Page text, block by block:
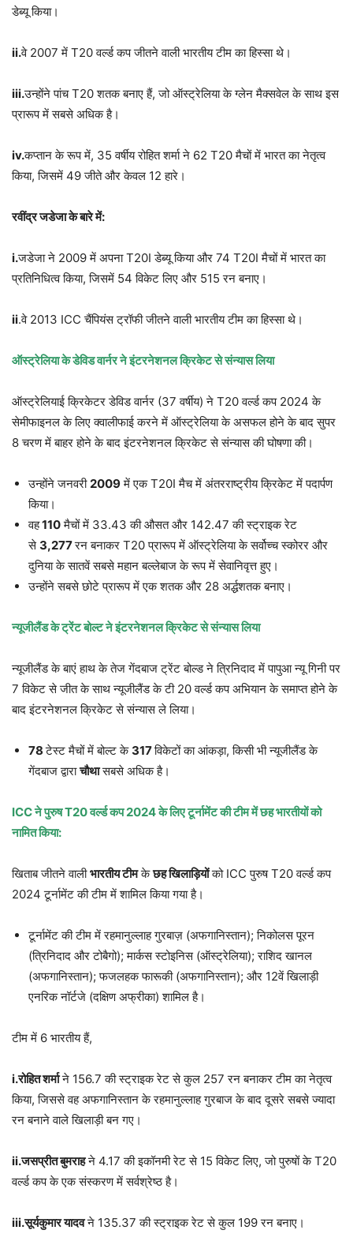
डेब्यू किया।
ii.वे 2007 में T20 वर्ल्ड कप जीतने वाली भारतीय टीम का हिस्सा थे।
iii.उन्होंने पांच T20 शतक बनाए हैं, जो ऑस्ट्रेलिया के ग्लेन मैक्सवेल के साथ इस
प्रारूप में सबसे अधिक है।
iv.कप्तान के रूप में, 35 वर्षीय रोहित शर्मा ने 62 T20 मैचों में भारत का नेतृत्व
किया, जिसमें 49 जीते और केवल 12 हारे।
रवींद्र जडेजा के बारे में:
i.जडेजा ने 2009 में अपना T20I डेब्यू किया और 74 T20I मैचों में भारत का
प्रतिनिधित्व किया, जिसमें 54 विकेट लिए और 515 रन बनाए।
ii.वे 2013 ICC चैंपियंस ट्रॉफी जीतने वाली भारतीय टीम का हिस्सा थे।
ऑस्ट्रेलिया के डेविड वार्नर ने इंटरनेशनल क्रिकेट से संन्यास लिया
ऑस्ट्रेलियाई क्रिकेटर डेविड वार्नर (37 वर्षीय) ने T20 वर्ल्ड कप 2024 के
सेमीफाइनल के लिए क्वालीफाई करने में ऑस्ट्रेलिया के असफल होने के बाद सुपर
8 चरण में बाहर होने के बाद इंटरनेशनल क्रिकेट से संन्यास की घोषणा की।
उन्होंने जनवरी2009में एक T20I मैच में अंतरराष्ट्रीय क्रिकेट में पदार्पण
किया।
वह110मैचों में 33.43 की औसत और 142.47 की स्ट्राइक रेट
से 3,277रन बनाकर T20 प्रारूप में ऑस्ट्रेलिया के सर्वोच्च स्कोरर और
दुनिया के सातवें सबसे महान बल्लेबाज के रूप में सेवानिवृत्त हुए।
उन्होंने सबसे छोटे प्रारूप में एक शतक और 28 अर्द्धशतक बनाए।
न्यूजीलैंड के ट्रेंट बोल्ट ने इंटरनेशनल क्रिकेट से संन्यास लिया
न्यूजीलैंड के बाएं हाथ के तेज गेंदबाज ट्रेंट बोल्ड ने त्रिनिदाद में पापुआ न्यू गिनी पर
7 विकेट से जीत के साथ न्यूजीलैंड के टी 20 वर्ल्ड कप अभियान के समाप्त होने के
बाद इंटरनेशनल क्रिकेट से संन्यास ले लिया।
78टेस्ट मैचों में बोल्ट के 317विकेटों का आंकड़ा, किसी भी न्यूजीलैंड के
गेंदबाज द्वाराचौथासबसे अधिक है।
ICCने पुरुषT20वर्ल्ड कप2024के लिए टूर्नामेंट की टीम में छह भारतीयों को
नामित किया:
खिताब जीतने वालीभारतीय टीमकेछह खिलाड़ियोंको ICC पुरुष T20 वर्ल्ड कप
2024 टूर्नामेंट की टीम में शामिल किया गया है।
टूर्नामेंट की टीम में रहमानुल्लाह गुरबाज़ (अफगानिस्तान); निकोलस पूरन
(त्रिनिदाद और टोबैगो); मार्कस स्टोइनिस (ऑस्ट्रेलिया); राशिद खानल
(अफगानिस्तान); फजलहक फारूकी (अफगानिस्तान); और 12वें खिलाड़ी
एनरिक नॉर्टजे (दक्षिण अफ्रीका) शामिल है।
टीम में 6 भारतीय हैं,
i.रोहित शर्माने 156.7 की स्ट्राइक रेट से कुल 257 रन बनाकर टीम का नेतृत्व
किया, जिससे वह अफगानिस्तान के रहमानुल्लाह गुरबाज के बाद दूसरे सबसे ज्यादा
रन बनाने वाले खिलाड़ी बन गए।
ii.जसप्रीत बुमराहने 4.17 की इकॉनमी रेट से 15 विकेट लिए, जो पुरुषों के T20
वर्ल्ड कप के एक संस्करण में सर्वश्रेष्ठ है।
iii.सूर्यकुमार यादवने 135.37 की स्ट्राइक रेट से कुल 199 रन बनाए।